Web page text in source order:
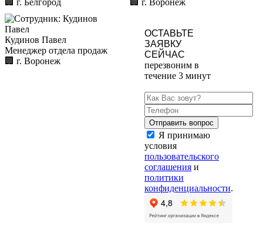
Кудинов Павел
Менеджер отдела продаж
🏢︎ г. Воронеж
ОСТАВЬТЕ
ЗАЯВКУ
СЕЙЧАС
перезвоним в
течение 3 минут
Я принимаю
условия
пользовательского
соглашения и
политики
конфиденциальности.